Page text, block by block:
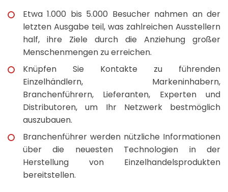
Etwa 1.000 bis 5.000 Besucher nahmen an der
letzten Ausgabe teil, was zahlreichen Ausstellern
half, ihre Ziele durch die Anziehung großer
Menschenmengen zu erreichen.
Knüpfen Sie Kontakte zu führenden
Einzelhändlern, Markeninhabern,
Branchenführern, Lieferanten, Experten und
Distributoren, um Ihr Netzwerk bestmöglich
auszubauen.
Branchenführer werden nützliche Informationen
über die neuesten Technologien in der
Herstellung von Einzelhandelsprodukten
bereitstellen.